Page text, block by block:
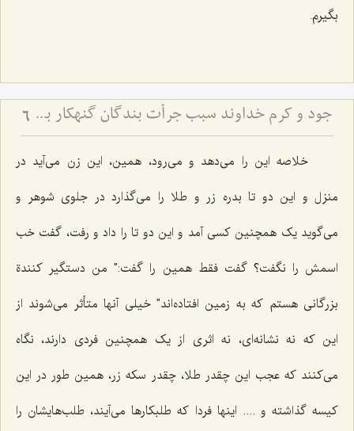
بگیرم.
جود و کرم خداوند سبب جرأت بندگان گنهکار بر تقاضاکردن از او 6
خلاصه این را می‌دهد و می‌رود، همین، این زن می‌آید در
منزل و این دو تا بدره زر و طلا را می‌گذارد در جلوی شوهر و
می‌گوید یک همچنین کسی آمد و این دو تا را داد و رفت، گفت خب
اسمش را نگفت؟ گفت فقط همین را گفت:" من دستگیر کنندة
بزرگانی هستم که به زمین افتاده‌اند" خیلی آنها متأثر می‌شوند از
این که نه نشانه‌ای، نه اثری از یک همچنین فردی دارند، نگاه
می‌کنند که عجب این چقدر طلا، چقدر سکه زر، همین طور در این
کیسه گذاشته و .... اینها فردا که طلبکارها می‌آیند، طلب‌هایشان را